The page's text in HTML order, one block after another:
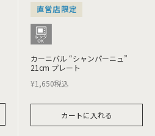
直営店限定
カーニバル “シャンパーニュ”
21cm プレート
¥1,650税込
カートに入れる